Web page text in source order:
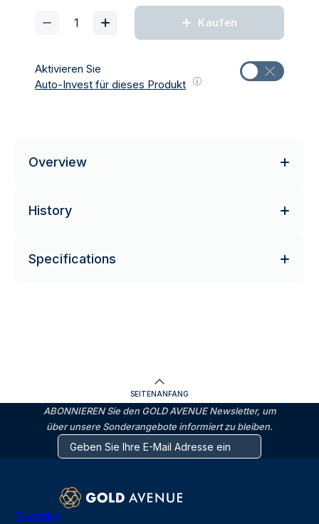
Kaufen
Aktivieren Sie
Auto-Invest für dieses Produkt
Overview
History
Specifications
SEITENANFANG
ABONNIEREN Sie den GOLD AVENUE Newsletter, um
über unsere Sonderangebote informiert zu bleiben.
Trustpilot